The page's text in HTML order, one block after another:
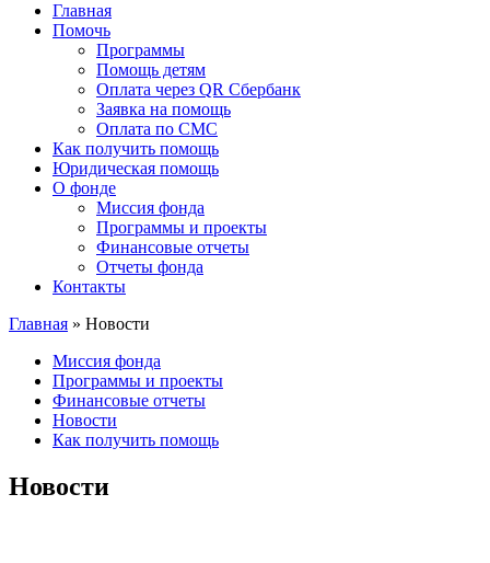
Главная
Помочь
Программы
Помощь детям
Оплата через QR Сбербанк
Заявка на помощь
Оплата по СМС
Как получить помощь
Юридическая помощь
О фонде
Миссия фонда
Программы и проекты
Финансовые отчеты
Отчеты фонда
Контакты
Главная » Новости
Миссия фонда
Программы и проекты
Финансовые отчеты
Новости
Как получить помощь
Новости